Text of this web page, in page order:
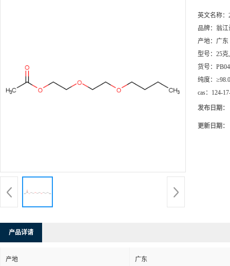
英文名称：
品牌： 翁江
产地： 广东
型号： 25克
货号：
纯度：
cas： 124-
发布日期：
更新日期：
产品详请
产地 广东